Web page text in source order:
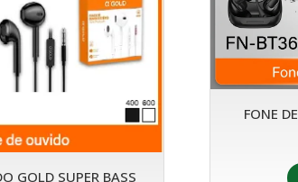
GOLD SUPER BASS
FONE